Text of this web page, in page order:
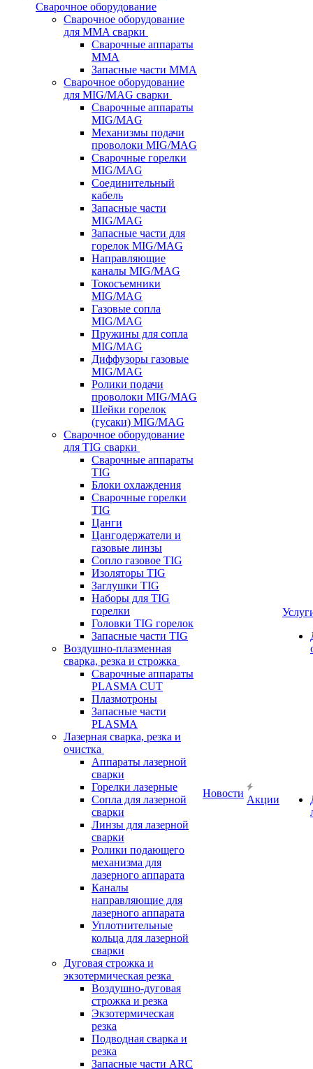
Сварочное оборудование
Сварочное оборудование
для MMA сварки
Сварочные аппараты
MMA
Запасные части MMA
Сварочное оборудование
для MIG/MAG сварки
Сварочные аппараты
MIG/MAG
Механизмы подачи
проволоки MIG/MAG
Сварочные горелки
MIG/MAG
Соединительный
кабель
Запасные части
MIG/MAG
Запасные части для
горелок MIG/MAG
Направляющие
каналы MIG/MAG
Токосъемники
MIG/MAG
Газовые сопла
MIG/MAG
Пружины для сопла
MIG/MAG
Диффузоры газовые
MIG/MAG
Ролики подачи
проволоки MIG/MAG
Шейки горелок
(гусаки) MIG/MAG
Сварочное оборудование
для TIG сварки
Сварочные аппараты
TIG
Блоки охлаждения
Сварочные горелки
TIG
Цанги
Цангодержатели и
газовые линзы
Сопло газовое TIG
Изоляторы TIG
Заглушки TIG
Наборы для TIG
горелки
Головки TIG горелок
Запасные части TIG
Воздушно-плазменная
сварка, резка и строжка
Сварочные аппараты
PLASMA CUT
Плазмотроны
Запасные части
PLASMA
Лазерная сварка, резка и
очистка
Аппараты лазерной
сварки
Горелки лазерные
Сопла для лазерной
сварки
Линзы для лазерной
сварки
Ролики подающего
механизма для
лазерного аппарата
Каналы
направляющие для
лазерного аппарата
Уплотнительные
кольца для лазерной
сварки
Дуговая строжка и
экзотермическая резка
Воздушно-дуговая
строжка и резка
Экзотермическая
резка
Подводная сварка и
резка
Запасные части ARC
Новости
Акции